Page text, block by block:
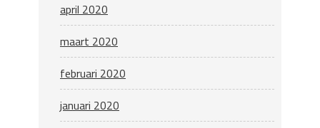
april 2020
maart 2020
februari 2020
januari 2020